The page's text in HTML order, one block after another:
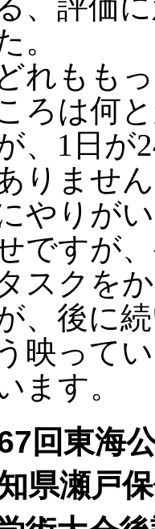
。
れもも
ろは何
、1日が
りませ
やりが
ですが
スクを
、後に
映って
ます。
回東海
県瀬戸